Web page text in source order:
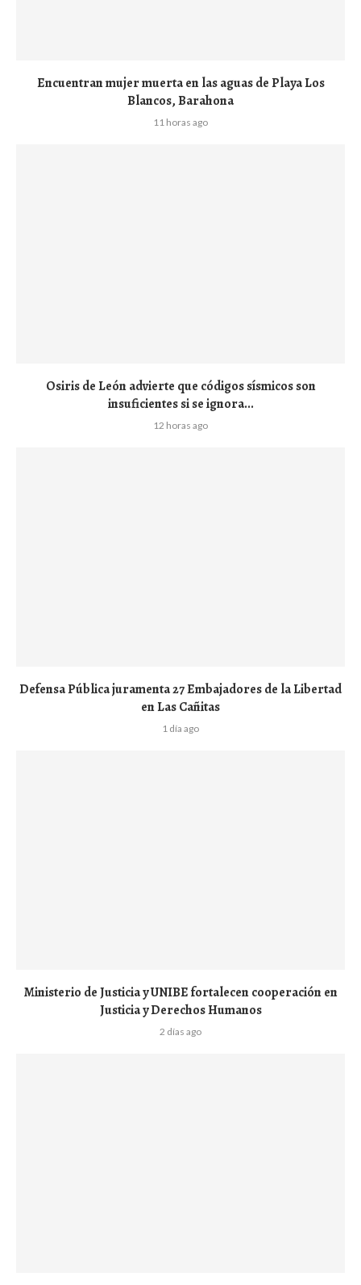
Encuentran mujer muerta en las aguas de Playa Los
Blancos, Barahona
11 horas ago
Osiris de León advierte que códigos sísmicos son
insuficientes si se ignora...
12 horas ago
Defensa Pública juramenta 27 Embajadores de la Libertad
en Las Cañitas
1 día ago
Ministerio de Justicia y UNIBE fortalecen cooperación en
Justicia y Derechos Humanos
2 días ago